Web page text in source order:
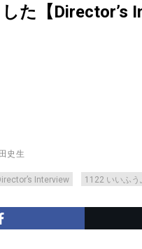
た【Director’s
史生
Interview 1122 いいふう